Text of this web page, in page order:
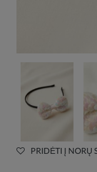
PRIDĖTI Į NORŲ